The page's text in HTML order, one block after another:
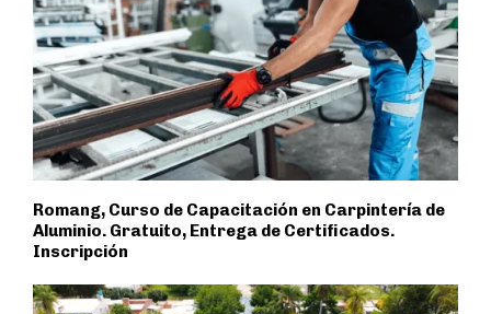
Romang, Curso de Capacitación en Carpintería de
Aluminio. Gratuito, Entrega de Certificados.
Inscripción